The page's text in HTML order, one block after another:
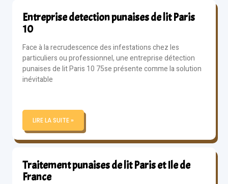
Entreprise detection punaises de lit Paris
10
Face à la recrudescence des infestations chez les
particuliers ou professionnel, une entreprise détection
punaises de lit Paris 10 75se présente comme la solution
inévitable
LIRE LA SUITE »
Traitement punaises de lit Paris et Ile de
France